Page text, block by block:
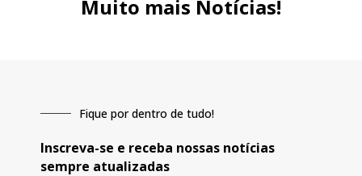
Muito mais Notícias!
Fique por dentro de tudo!
Inscreva-se e receba nossas notícias
sempre atualizadas